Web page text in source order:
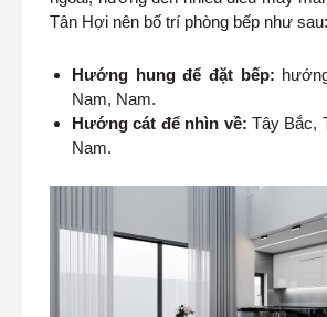
Tân Hợi nên bố trí phòng bếp như sau:
Hướng hung để đặt bếp:
Nam, Nam.
Hướng cát để nhìn về: Tây Bắc,
Nam.